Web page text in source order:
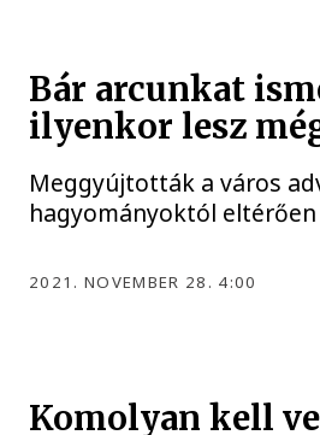
Bár arcunkat
ilyenkor lesz
Meggyújtották a város
hagyományoktól
2021. NOVEMBER 28. 4:00
Komolyan kell